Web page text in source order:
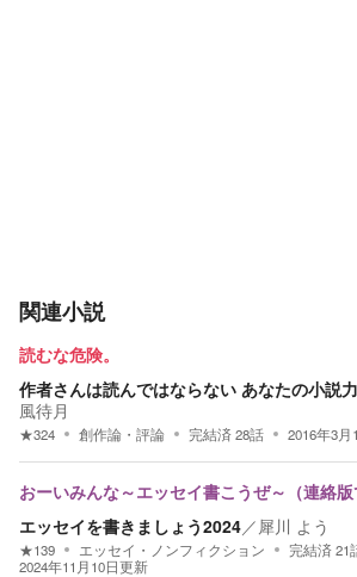
関連小説
読むな危険。
作者さんは読んではならない あなたの小説
風待月
★324 創作論・評論 完結済28話 2016年3月
おーいみんな～エッセイ書こうぜ～（連絡版
エッセイを書きましょう2024／ 犀川 よう
★139 エッセイ・ノンフィクション 完結済21
2024年11月10日更新